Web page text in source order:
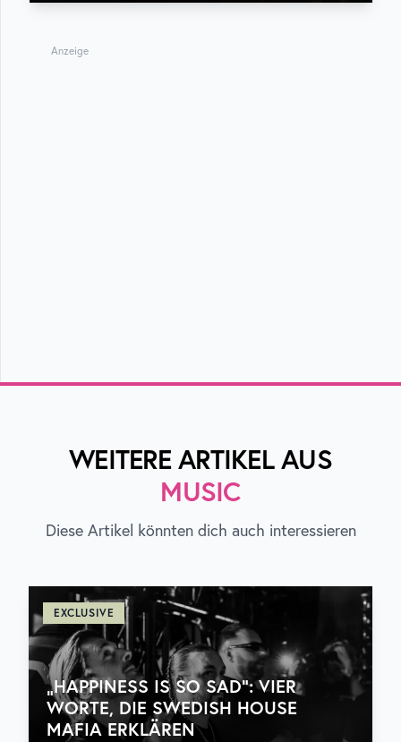
Anzeige
WEITERE ARTIKEL AUS
MUSIC
Diese Artikel könnten dich auch interessieren
EXCLUSIVE
„HAPPINESS IS SO SAD“: VIER
WORTE, DIE SWEDISH HOUSE
MAFIA ERKLÄREN